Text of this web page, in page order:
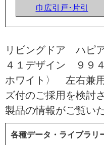
巾広引戸･片引
リビングドア ハ
４１デザイン ９９
ホワイト〉 左右兼
ズ付のご採用を検討
製品の情報がご覧い
各種データ・ライブラリ